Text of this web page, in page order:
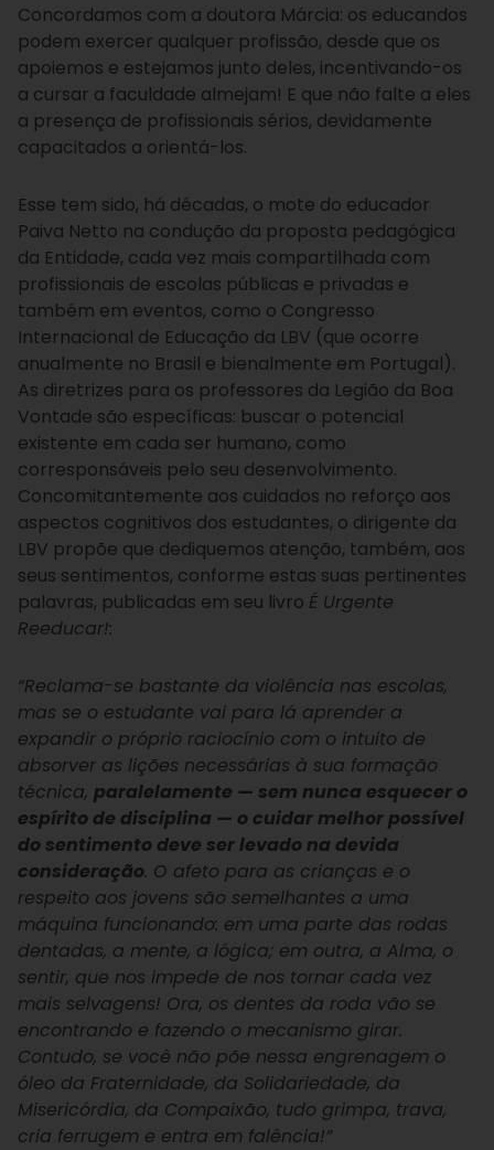
Concordamos com a doutora Márcia: os educandos
podem exercer qualquer profissão, desde que os
apoiemos e estejamos junto deles, incentivando-os
a cursar a faculdade almejam! E que não falte a eles
a presença de profissionais sérios, devidamente
capacitados a orientá-los.
Esse tem sido, há décadas, o mote do educador
Paiva Netto na condução da proposta pedagógica
da Entidade, cada vez mais compartilhada com
profissionais de escolas públicas e privadas e
também em eventos, como o Congresso
Internacional de Educação da LBV (que ocorre
anualmente no Brasil e bienalmente em Portugal).
As diretrizes para os professores da Legião da Boa
Vontade são específicas: buscar o potencial
existente em cada ser humano, como
corresponsáveis pelo seu desenvolvimento.
Concomitantemente aos cuidados no reforço aos
aspectos cognitivos dos estudantes, o dirigente da
LBV propõe que dediquemos atenção, também, aos
seus sentimentos, conforme estas suas pertinentes
palavras, publicadas em seu livro É Urgente
Reeducar!:
“Reclama-se bastante da violência nas escolas,
mas se o estudante vai para lá aprender a
expandir o próprio raciocínio com o intuito de
absorver as lições necessárias à sua formação
técnica, paralelamente — sem nunca esquecer o
espírito de disciplina — o cuidar melhor possível
do sentimento deve ser levado na devida
consideração. O afeto para as crianças e o
respeito aos jovens são semelhantes a uma
máquina funcionando: em uma parte das rodas
dentadas, a mente, a lógica; em outra, a Alma, o
sentir, que nos impede de nos tornar cada vez
mais selvagens! Ora, os dentes da roda vão se
encontrando e fazendo o mecanismo girar.
Contudo, se você não põe nessa engrenagem o
óleo da Fraternidade, da Solidariedade, da
Misericórdia, da Compaixão, tudo grimpa, trava,
cria ferrugem e entra em falência!”